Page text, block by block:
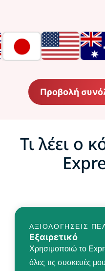
Προβολή
Τι λέει ο
ΑΞΙΟΛΟΓΉΣΕΙΣ
Εξαιρετικό
Χρησιμοποιώ το
όλες τις συσκευές